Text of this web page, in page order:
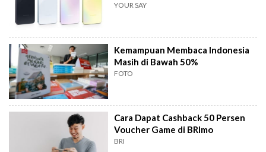
YOUR SAY
Kemampuan Membaca Indonesia
Masih di Bawah 50%
FOTO
Cara Dapat Cashback 50 Persen
Voucher Game di BRImo
BRI